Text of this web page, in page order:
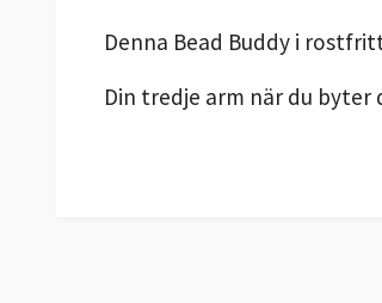
Denna Bead Buddy i
Din tredje arm när du